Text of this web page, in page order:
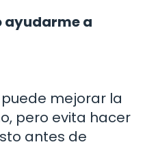
ayudarme a
mejorar la
pero evita hacer
antes de